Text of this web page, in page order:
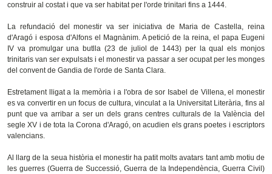
construir al costat i que va ser habitat per l'orde trinitari fins a 1444.
La refundació del monestir va ser iniciativa de Maria de Castella, reina
d'Aragó i esposa d'Alfons el Magnànim. A petició de la reina, el papa Eugeni
IV va promulgar una butlla (23 de juliol de 1443) per la qual els monjos
trinitaris van ser expulsats i el monestir va passar a ser ocupat per les monges
del convent de Gandia de l'orde de Santa Clara.
Estretament lligat a la memòria i a l'obra de sor Isabel de Villena, el monestir
es va convertir en un focus de cultura, vinculat a la Universitat Literària, fins al
punt que va arribar a ser un dels grans centres culturals de la València del
segle XV i de tota la Corona d'Aragó, on acudien els grans poetes i escriptors
valencians.
Al llarg de la seua història el monestir ha patit molts avatars tant amb motiu de
les guerres (Guerra de Successió, Guerra de la Independència, Guerra Civil)